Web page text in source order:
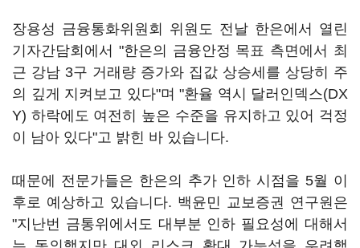
장용성 금융통화위원회 위원도 전날 한은에서 열린
기자간담회에서 "한은의 금융안정 목표 측면에서 최
근 강남 3구 거래량 증가와 집값 상승세를 상당히 주
의 깊게 지켜보고 있다"며 "환율 역시 달러인덱스(DX
Y) 하락에도 여전히 높은 수준을 유지하고 있어 걱정
이 남아 있다"고 밝힌 바 있습니다.
때문에 전문가들은 한은의 추가 인하 시점을 5월 이
후로 예상하고 있습니다. 백윤민 교보증권 연구원은
"지난번 금통위에서도 대부분 인하 필요성에 대해서